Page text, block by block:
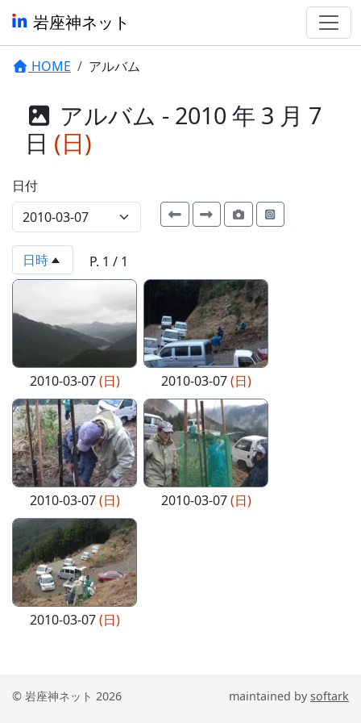
岩座神ネット
HOME アルバム
アルバム - 2010 年 3 月 7
日 (日)
日付
日時 P. 1 / 1
2010-03-07(日) 2010-03-07(日)
2010-03-07(日) 2010-03-07(日)
2010-03-07(日)
© 岩座神ネット 2026 maintained bysoftark